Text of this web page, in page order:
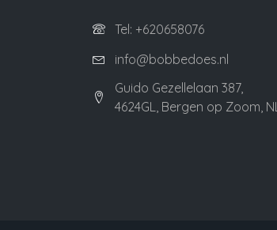
Tel: +620658076
info@bobbedoes.nl
Guido Gezellelaan 387,
4624GL, Bergen op Zoom, NL